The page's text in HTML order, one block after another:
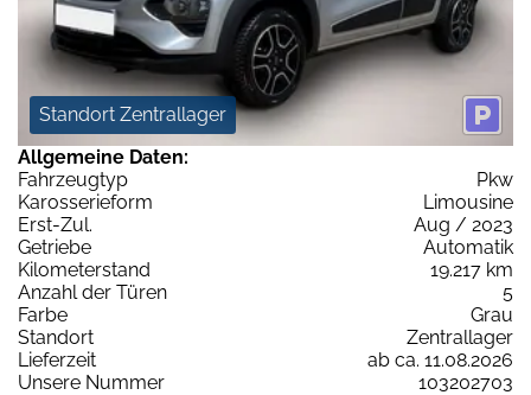
Standort Zentrallager
Allgemeine Daten:
Fahrzeugtyp
Pkw
Karosserieform
Limousine
Erst-Zul.
Aug / 2023
Getriebe
Automatik
Kilometerstand
19.217 km
Anzahl der Türen
5
Farbe
Grau
Standort
Zentrallager
Lieferzeit
ab ca. 11.08.2026
Unsere Nummer
103202703